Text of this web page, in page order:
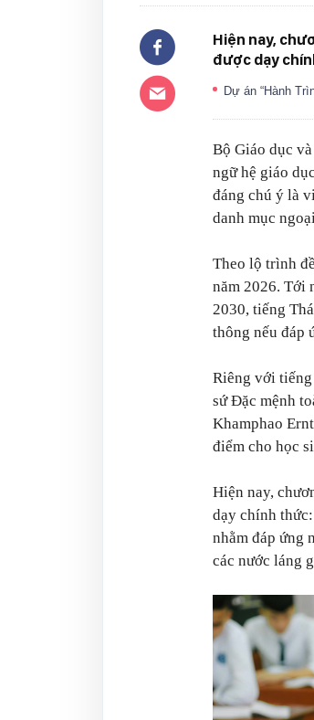
Hiện nay,
được dạy
Dự án “Hành
Bộ Giáo dục
ngữ hệ giáo
đáng chú ý là
danh mục
Theo lộ trình
năm 2026. Tới
2030, tiếng
thông nếu đáp
Riêng với
sứ Đặc mệnh
Khamphao
điểm cho học
Hiện nay,
dạy chính
nhằm đáp ứng
các nước láng